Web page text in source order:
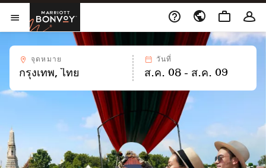
Skip to Content
เปิดเมนูMarriott Bonvoyเปิดในหน้าต่างใหม่
จุดหมาย วันที่